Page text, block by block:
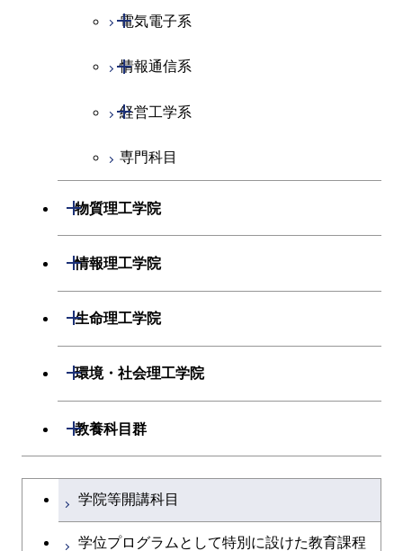
システム制御コース
エンジニアリングデザイン
電気電子系
開閉
電気電子コース
エネルギーコース
ライフエンジニアリングコ
ース
情報通信系
開閉
情報通信コース
エンジニアリングデザイン
コース
経営工学系
開閉
経営工学コース
専門科目
物質理工学院
開閉
材料系
開閉
エネルギーコース
応用化学コース
原子核工学コース
専門科目
情報理工学院
開閉
数理・計算科学系
開閉
知能情報コース
情報工学コース
知能情報コース
専門科目
生命理工学院
開閉
生命理工学系
開閉
ライフエンジニアリングコ
ース
環境・社会理工学院
開閉
建築学系
開閉
コース
開閉
教養科目群
開閉
文系教養科目
英語科目
大学院課程を切り替える
学院等開講科目
学位プログラムとして特別に設けた教育課程